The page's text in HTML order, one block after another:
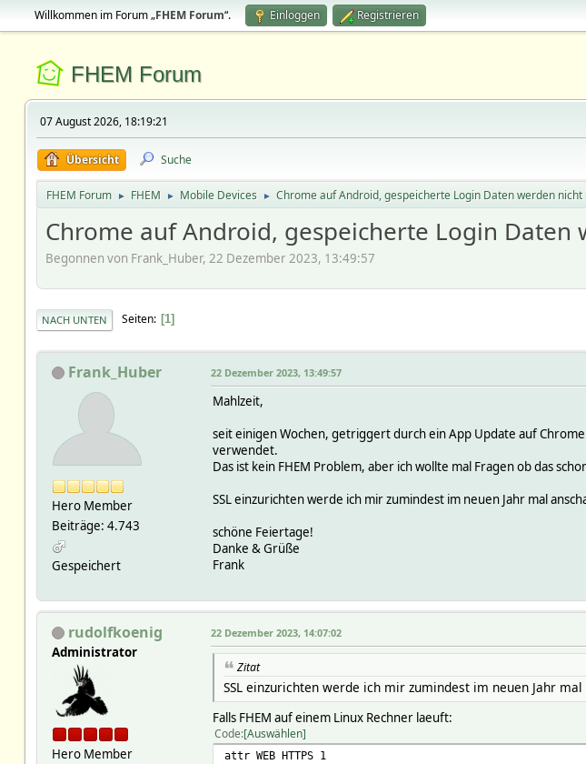
Willkommen im Forum „FHEM Forum“. Einloggen Registrieren
FHEM Forum
07 August 2026, 18:19:21
Übersicht Suche
FHEM Forum ► FHEM ► Mobile Devices ► Chrome auf Android, gespeicherte Login Daten werden
Chrome auf Android, gespeicherte Login
Begonnen von Frank_Huber, 22 Dezember 2023, 13:49:57
NACH UNTEN Seiten 1
Frank_Huber
Hero Member
Beiträge: 4.743
Gespeichert
22 Dezember 2023, 13:49:57
Mahlzeit,
seit einigen Wochen, getriggert durch ein App Update auf
verwendet.
Das ist kein FHEM Problem, aber ich wollte mal Fragen ob das
SSL einzurichten werde ich mir zumindest im neuen Jahr mal
schöne Feiertage!
Danke & Grüße
Frank
rudolfkoenig
Administrator
Hero Member
22 Dezember 2023, 14:07:02
Zitat
SSL einzurichten werde ich mir zumindest im neuen Jahr
Falls FHEM auf einem Linux Rechner laeuft:
Code Auswählen
attr WEB HTTPS 1